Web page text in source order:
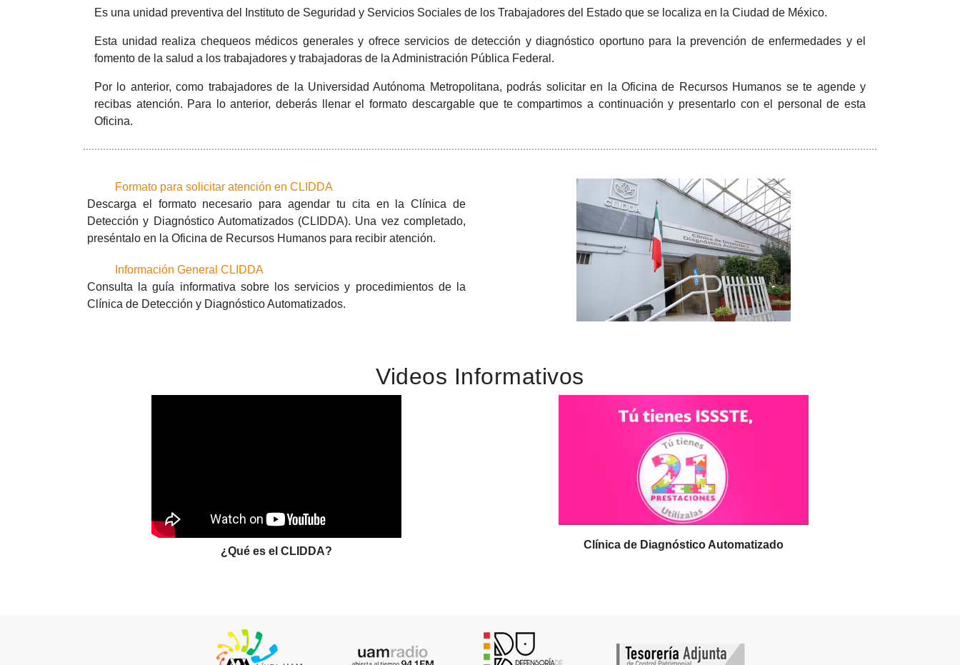
Es una unidad preventiva del Instituto de Seguridad y Servicios Sociales de los Trabajadores del Estado que se localiza en la Ciudad de México.
Esta unidad realiza chequeos médicos generales y ofrece servicios de detección y diagnóstico oportuno para la prevención de enfermedades y el
fomento de la salud a los trabajadores y trabajadoras de la Administración Pública Federal.
Por lo anterior, como trabajadores de la Universidad Autónoma Metropolitana, podrás solicitar en la Oficina de Recursos Humanos se te agende y
recibas atención. Para lo anterior, deberás llenar el formato descargable que te compartimos a continuación y presentarlo con el personal de esta
Oficina.
Formato para solicitar atención en CLIDDA
Descarga el formato necesario para agendar tu cita en la Clínica de
Detección y Diagnóstico Automatizados (CLIDDA). Una vez completado,
preséntalo en la Oficina de Recursos Humanos para recibir atención.
Información General CLIDDA
Consulta la guía informativa sobre los servicios y procedimientos de la
Clínica de Detección y Diagnóstico Automatizados.
Videos Informativos
¿Qué es el CLIDDA?
Clínica de Diagnóstico Automatizado